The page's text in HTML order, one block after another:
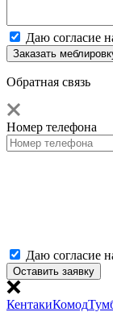
Даю согласие
Обратная связь
Номер телефона
Даю согласие
КентакиКомод